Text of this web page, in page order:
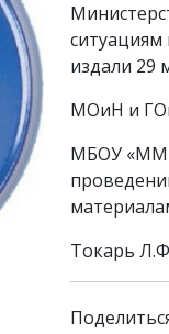
ситуациям
издали 29
МОиН и
МБОУ
Токарь